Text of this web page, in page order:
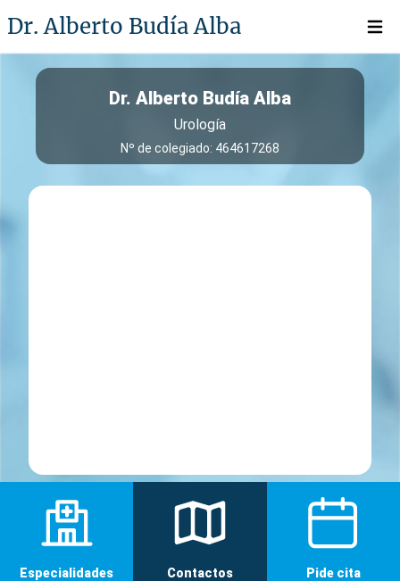
Dr. Alberto Budía Alba Open
Dr. Alberto Budía Alba
Urología
Nº de colegiado: 464617268
Especialidades Contactos Pide cita